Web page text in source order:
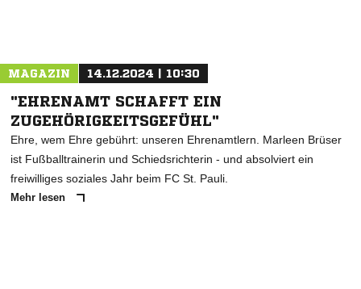
MAGAZIN 14.12.2024 | 10:30
"EHRENAMT SCHAFFT EIN
ZUGEHÖRIGKEITSGEFÜHL"
Ehre, wem Ehre gebührt: unseren Ehrenamtlern. Marleen Brüser
ist Fußballtrainerin und Schiedsrichterin - und absolviert ein
freiwilliges soziales Jahr beim FC St. Pauli.
Mehr lesen